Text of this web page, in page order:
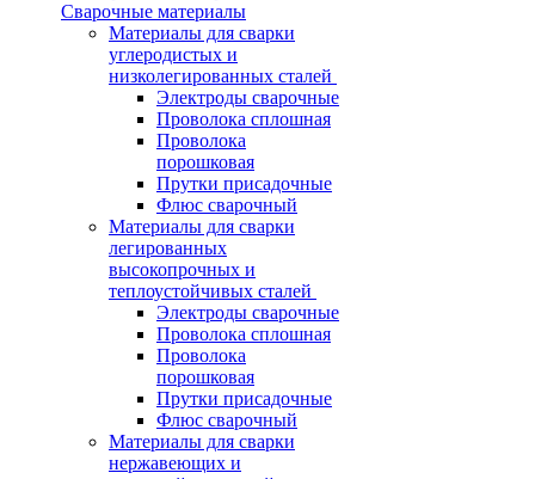
Сварочные материалы
Материалы для сварки
углеродистых и
низколегированных сталей
Электроды сварочные
Проволока сплошная
Проволока
порошковая
Прутки присадочные
Флюс сварочный
Материалы для сварки
легированных
высокопрочных и
теплоустойчивых сталей
Электроды сварочные
Проволока сплошная
Проволока
порошковая
Прутки присадочные
Флюс сварочный
Материалы для сварки
нержавеющих и